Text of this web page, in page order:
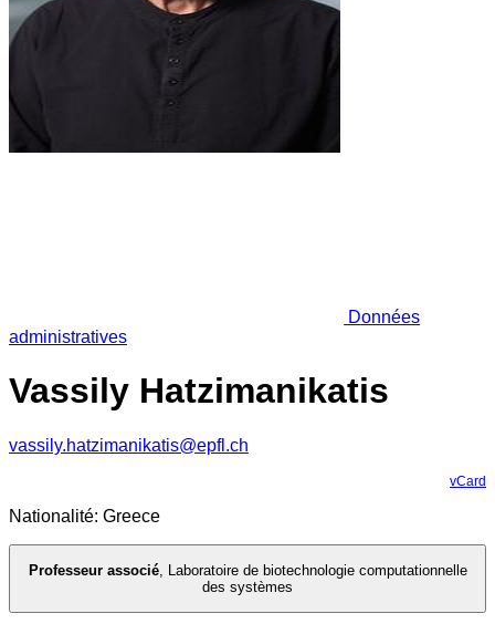
Données
administratives
Vassily Hatzimanikatis
vassily.hatzimanikatis@epfl.ch
vCard
Nationalité: Greece
Professeur associé, Laboratoire de biotechnologie computationnelle
des systèmes